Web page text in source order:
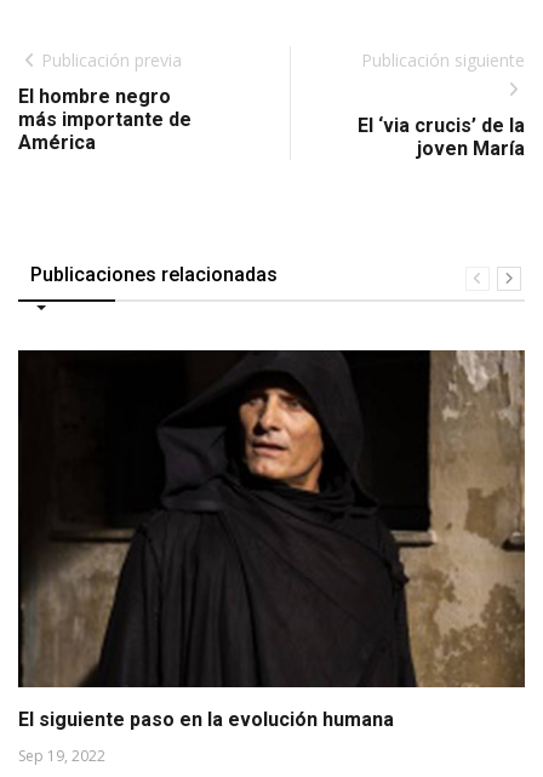
Publicación previa
El hombre negro
más importante de
América
Publicación siguiente
El ‘via crucis’ de la
joven María
Publicaciones relacionadas
El siguiente paso en la evolución humana
Sep 19, 2022